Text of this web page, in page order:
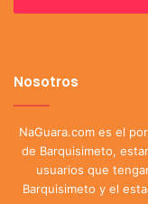
Nosotros
NaGuara.com es el
de Barquisimeto,
usuarios que
Barquisimeto y el